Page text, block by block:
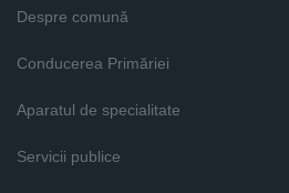
Despre comună
Conducerea Primăriei
Aparatul de specialitate
Servicii publice